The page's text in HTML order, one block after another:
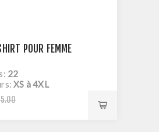
POUR FEMME
22
XS à 4XL